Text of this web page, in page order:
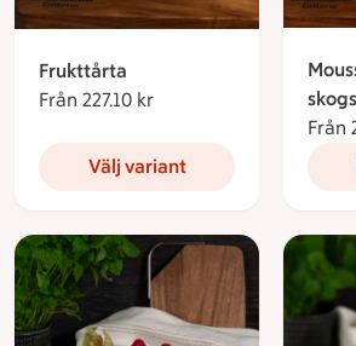
Frukttårta
Från 227.10 kr Från 227.10 kronor
Välj variant
Från